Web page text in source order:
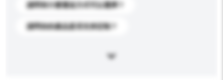
請問有什麼運送方式可以選擇？
請問你的產品是否支持定制？